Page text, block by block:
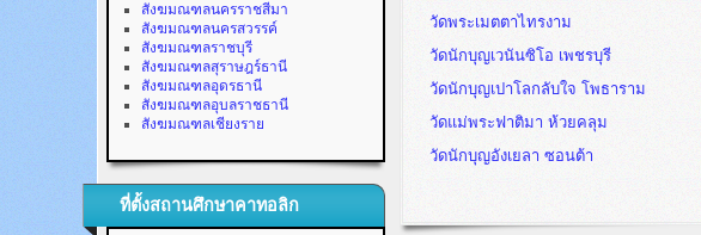
สังฆมณฑลนครราชสีมา
สังฆมณฑลนครสวรรค์
สังฆมณฑลราชบุรี
สังฆมณฑลสุราษฎร์ธานี
สังฆมณฑลอุดรธานี
สังฆมณฑลอุบลราชธานี
สังฆมณฑลเชียงราย
ที่ตั้งสถานศึกษาคาทอลิก
วัดพระเมตตาไทรงาม
วัดนักบุญเวนันซิโอ เพชรบุรี
วัดนักบุญเปาโลกลับใจ โพธาราม
วัดแม่พระฟาติมา ห้วยคลุม
วัดนักบุญอังเยลา ซอนต้า